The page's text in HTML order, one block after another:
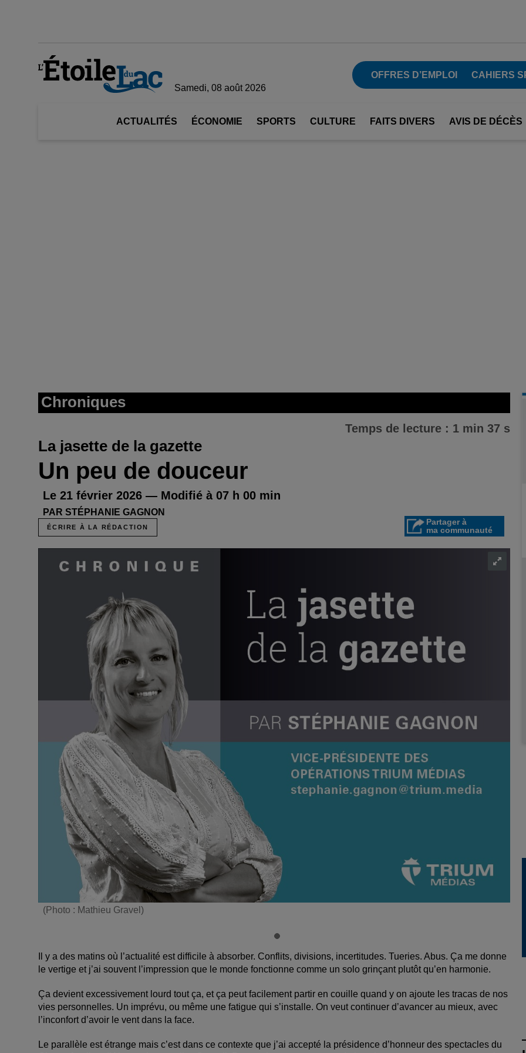
Samedi, 08 août 2026
OFFRES D’EMPLOI CAHIERS
ACTUALITÉS ÉCONOMIE SPORTS CULTURE FAITS DIVERS AVIS DE DÉCÈS
Chroniques
Temps de lecture : 1 min 37 s
La jasette de la gazette
Un peu de douceur
Le 21 février 2026 — Modifié à 07 h 00 min
PAR STÉPHANIE GAGNON
ÉCRIRE À LA RÉDACTION
Partager à
ma communauté
(Photo : Mathieu Gravel)
Il y a des matins où l’actualité est difficile à absorber. Conflits, divisions, incertitudes. Tueries. Abus. Ça me donne
le vertige et j’ai souvent l’impression que le monde fonctionne comme un solo grinçant plutôt qu’en harmonie.
Ça devient excessivement lourd tout ça, et ça peut facilement partir en couille quand y on ajoute les tracas de nos
vies personnelles. Un imprévu, ou même une fatigue qui s’installe. On veut continuer d’avancer au mieux, avec
l’inconfort d’avoir le vent dans la face.
Le parallèle est étrange mais c’est dans ce contexte que j’ai accepté la présidence d’honneur des spectacles du